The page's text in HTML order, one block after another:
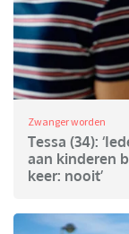
Zwanger worden
Tessa (34):
aan kinderen
keer: nooit’